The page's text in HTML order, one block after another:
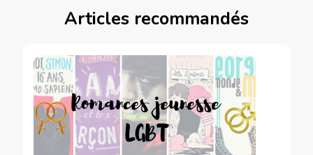
Articles recommandés